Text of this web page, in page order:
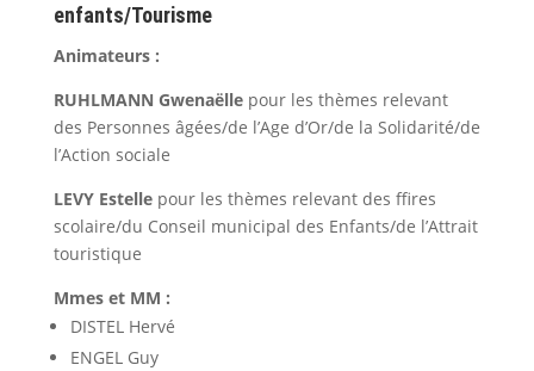
enfants/Tourisme
Animateurs :
RUHLMANN Gwenaëlle pour les thèmes relevant
des Personnes âgées/de l’Age d’Or/de la Solidarité/de
l’Action sociale
LEVY Estelle pour les thèmes relevant des ffires
scolaire/du Conseil municipal des Enfants/de l’Attrait
touristique
Mmes et MM :
DISTEL Hervé
ENGEL Guy